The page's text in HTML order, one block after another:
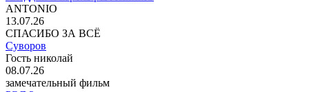
ANTONIO
13.07.26
СПАСИБО ЗА ВСЁ
Суворов
Гость николай
08.07.26
замечательный фильм